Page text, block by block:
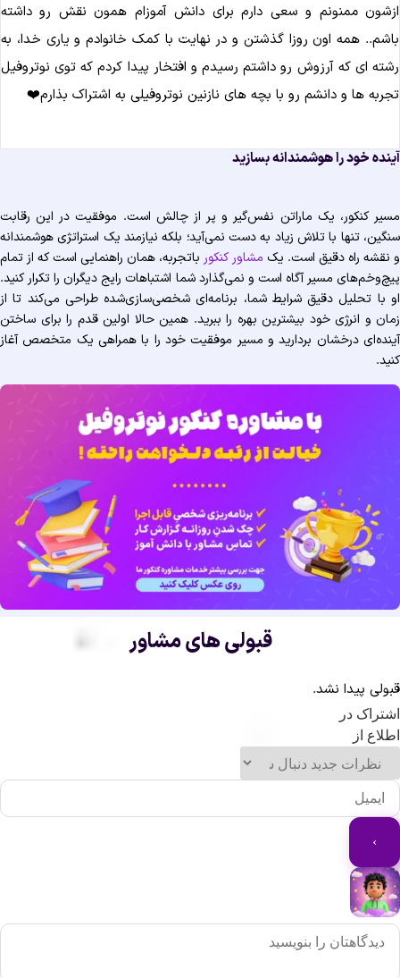
ممنونم و سعی دارم برای دانش آموزام همون نقش رو داشته
همه اون روزا گذشتن و در نهایت با کمک خانوادم و یاری خدا، به
ای که آرزوش رو داشتم رسیدم و افتخار پیدا کردم که توی نوتروفیل
ها و دانشم رو با بچه های نازنین نوتروفیلی به اشتراک بذارم❤️
خود را هوشمندانه بسازید
کنکور، یک ماراتن نفس‌گیر و پر از چالش است. موفقیت در این رقابت
تنها با تلاش زیاد به دست نمی‌آید؛ بلکه نیازمند یک استراتژی هوشمندانه
راه دقیق است. یک
باتجربه، همان راهنمایی است که از تمام
مسیر آگاه است و نمی‌گذارد شما اشتباهات رایج دیگران را تکرار کنید.
با تحلیل دقیق شرایط شما، برنامه‌ای شخصی‌سازی‌شده طراحی می‌کند تا از
و انرژی خود بیشترین بهره را ببرید. همین حالا اولین قدم را برای ساختن
درخشان بردارید و مسیر موفقیت خود را با همراهی یک متخصص آغاز
پیدا نشد.
در